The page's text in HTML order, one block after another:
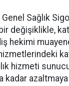
Sağlık
değişiklikle,
hekimi
hizmeti
kadar